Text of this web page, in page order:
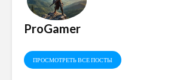
ProGamer
ПРОСМОТРЕТЬ ВСЕ ПОСТЫ